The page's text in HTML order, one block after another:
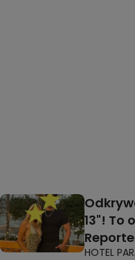
13"! To
HOTEL